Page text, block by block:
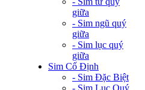
giữa
- Sim ngũ quý
giữa
- Sim lục quý
giữa
Sim Cố Định
- Sim Đặc Biệt
- Sim Lục Quý